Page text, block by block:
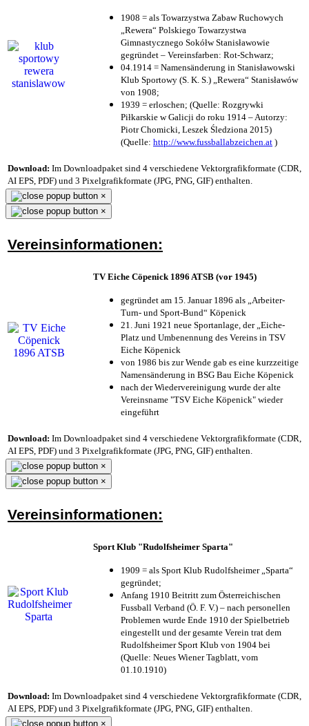
1908 = als Towarzystwa Zabaw Ruchowych
„Rewera“ Polskiego Towarzystwa
Gimnastycznego Sokółw Stanisławowie
gegründet – Vereinsfarben: Rot-Schwarz;
04.1914 = Namensänderung in Stanisławowski
Klub Sportowy (S. K. S.) „Rewera“ Stanisławów
von 1908;
1939 = erloschen; (Quelle: Rozgrywki
Piłkarskie w Galicji do roku 1914 – Autorzy:
Piotr Chomicki, Leszek Śledziona 2015)
(Quelle: http://www.fussballabzeichen.at )
Download: Im Downloadpaket sind 4 verschiedene Vektorgrafikformate (CDR,
AI EPS, PDF) und 3 Pixelgrafikformate (JPG, PNG, GIF) enthalten.
×
×
Vereinsinformationen:
TV Eiche Cöpenick 1896 ATSB (vor 1945)
gegründet am 15. Januar 1896 als „Arbeiter-
Turn- und Sport-Bund“ Köpenick
21. Juni 1921 neue Sportanlage, der „Eiche-
Platz und Umbenennung des Vereins in TSV
Eiche Köpenick
von 1986 bis zur Wende gab es eine kurzzeitige
Namensänderung in BSG Bau Eiche Köpenick
nach der Wiedervereinigung wurde der alte
Vereinsname "TSV Eiche Köpenick" wieder
eingeführt
Download: Im Downloadpaket sind 4 verschiedene Vektorgrafikformate (CDR,
AI EPS, PDF) und 3 Pixelgrafikformate (JPG, PNG, GIF) enthalten.
×
×
Vereinsinformationen:
Sport Klub "Rudolfsheimer Sparta"
1909 = als Sport Klub Rudolfsheimer „Sparta“
gegründet;
Anfang 1910 Beitritt zum Österreichischen
Fussball Verband (Ö. F. V.) – nach personellen
Problemen wurde Ende 1910 der Spielbetrieb
eingestellt und der gesamte Verein trat dem
Rudolfsheimer Sport Klub von 1904 bei
(Quelle: Neues Wiener Tagblatt, vom
01.10.1910)
Download: Im Downloadpaket sind 4 verschiedene Vektorgrafikformate (CDR,
AI EPS, PDF) und 3 Pixelgrafikformate (JPG, PNG, GIF) enthalten.
×